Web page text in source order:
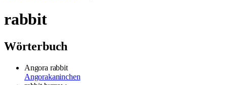
rabbit
Wörterbuch
Angora rabbit
Angorakaninchen